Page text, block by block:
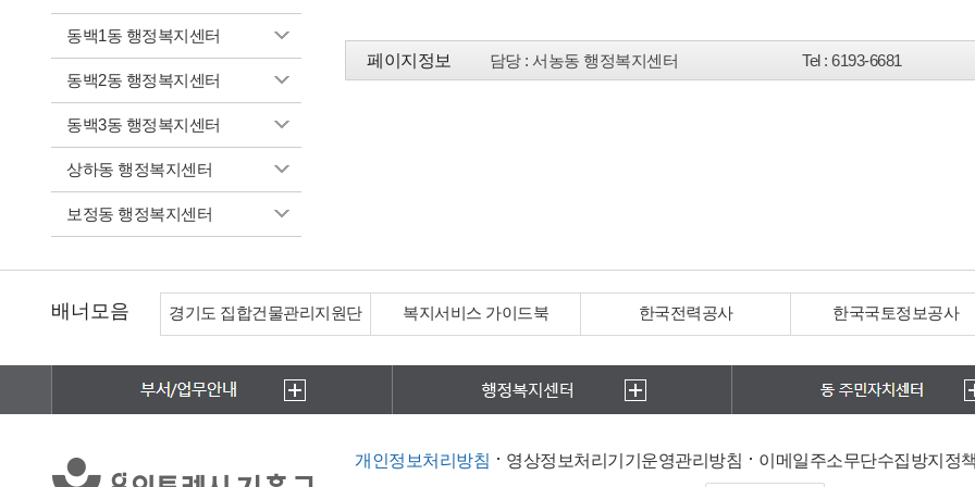
동백1동 행정복지센터
동백2동 행정복지센터
동백3동 행정복지센터
상하동 행정복지센터
보정동 행정복지센터
페이지정보 담당: 서농동 행정복지센터 Tel: 6193-6681
배너모음 경기도 집합건물관리지원단 복지서비스 가이드북 한국전력공사 한국국토정보공사
개인정보처리방침 영상정보처리기기운영관리방침
이메일주소무단수집방지정책